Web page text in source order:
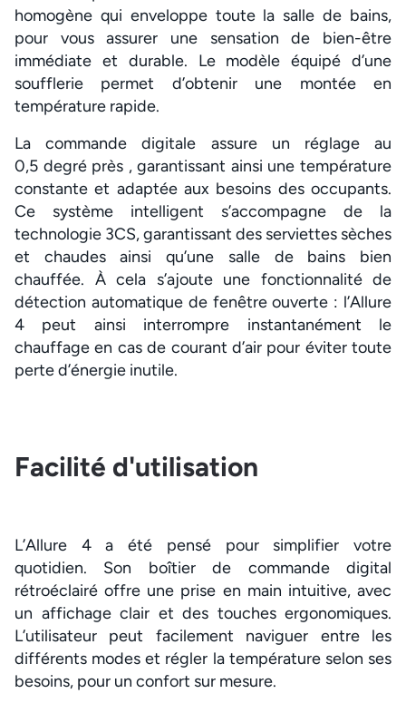
homogène qui enveloppe toute la salle de bains,
pour vous assurer une sensation de bien-être
immédiate et durable. Le modèle équipé d’une
soufflerie permet d’obtenir une montée en
température rapide.
La commande digitale assure un réglage au
0,5 degré près , garantissant ainsi une température
constante et adaptée aux besoins des occupants.
Ce système intelligent s’accompagne de la
technologie 3CS, garantissant des serviettes sèches
et chaudes ainsi qu’une salle de bains bien
chauffée. À cela s’ajoute une fonctionnalité de
détection automatique de fenêtre ouverte : l’Allure
4 peut ainsi interrompre instantanément le
chauffage en cas de courant d’air pour éviter toute
perte d’énergie inutile.
Facilité d'utilisation
L’Allure 4 a été pensé pour simplifier votre
quotidien. Son boîtier de commande digital
rétroéclairé offre une prise en main intuitive, avec
un affichage clair et des touches ergonomiques.
L’utilisateur peut facilement naviguer entre les
différents modes et régler la température selon ses
besoins, pour un confort sur mesure.